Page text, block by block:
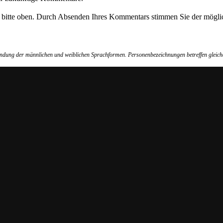
oben. Durch Absenden Ihres Kommentars stimmen Sie der
der männlichen und weiblichen Sprachformen. Personenbezeichnungen betreffen